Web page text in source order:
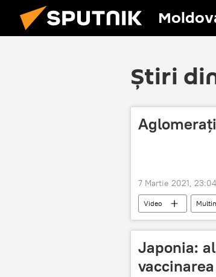
Știri
7 Martie 2021, 23:04
Video
Japonia: